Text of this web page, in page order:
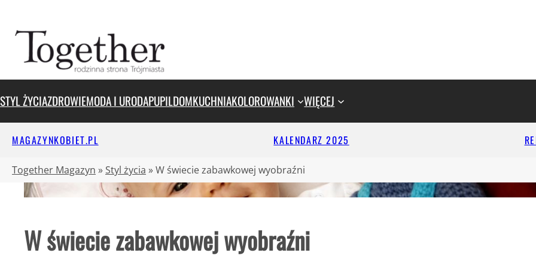
treści
STYL ŻYCIAZDROWIEMODA I URODAPUPILDOMKUCHNIAKOLOROWANKI WIĘCEJ
MAGAZYNKOBIET.PL KALENDARZ 2025
Together Magazyn » Styl życia »W świecie zabawkowej wyobraźni
W świecie zabawkowej wyobraźni